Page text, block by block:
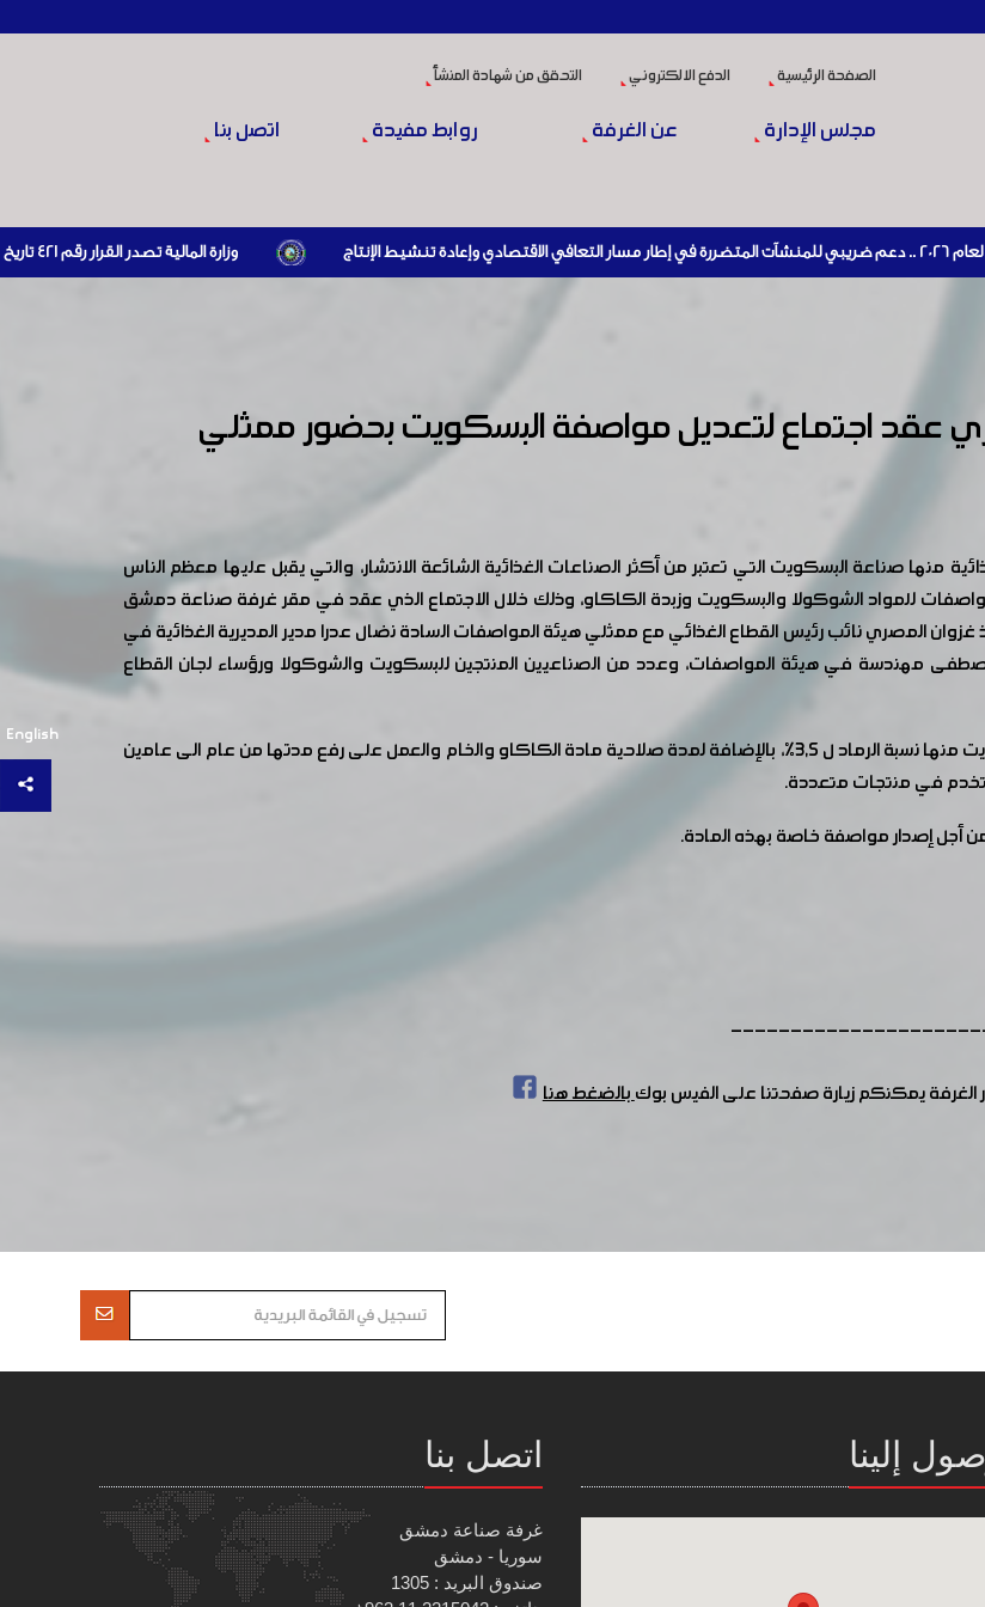
الصفحة الرئيسية الدفع الالكتروني التحقق من شهادة المنشأ
مجلس الإدارة عن الغرفة روابط مفيدة اتصل بنا
وزارة المالية تصدر القرار رقم 421 تاريخ 24/3/2026 المتضمن الزام المستوردين بإبراز براءة ذمة مالية سارية صادرة عن الهيئة العامة للضرائب والرسوم أو مديرياتها عند القيام بعمليات الاستيراد
English
عقد اجتماع لتعديل مواصفة البسكويت بحضور ممثلي
منها صناعة البسكويت التي تعتبر من أكثر الصناعات الغذائية الشائعة الانتشار، والتي يقبل عليها معظم الناس
للمواد الشوكولا والبسكويت وزبدة الكاكاو، وذلك خلال الاجتماع الذي عقد في مقر غرفة صناعة دمشق
غزوان المصري نائب رئيس القطاع الغذائي مع ممثلي هيئة المواصفات السادة نضال عدرا مدير المديرية الغذائية في
مهندسة في هيئة المواصفات، وعدد من الصناعيين المنتجين للبسكويت والشوكولا ورؤساء لجان القطاع
تم خلال اللقاء مناقشة النقاط المدرجة في مشروع مواصفة البسكويت منها نسبة الرماد ل 3,5%، بالإضافة لمدة صلاحية مادة الكاكاو والخام والعمل على رفع مدتها من عام الى عامين
إصدار مواصفة خاصة بهذه المادة.
الغرفة يمكنكم زيارة صفحتنا على الفيس بوكبالضغط هنا
إلينا اتصل بنا
غرفة صناعة دمشق
سوريا - دمشق
صندوق البريد : 1305